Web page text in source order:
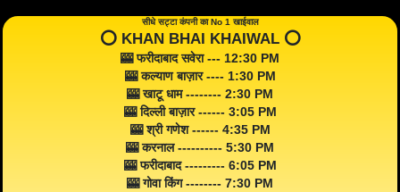
सीधे सट्टा कंपनी का No 1 खाईवाल
⭕️ KHAN BHAI KHAIWAL ⭕️
🎰 फरीदाबाद सवेरा --- 12:30 PM
🎰 कल्याण बाज़ार ---- 1:30 PM
🎰 खाटू धाम -------- 2:30 PM
🎰 दिल्ली बाज़ार ------ 3:05 PM
🎰 श्री गणेश ------ 4:35 PM
🎰 करनाल ---------- 5:30 PM
🎰 फरीदाबाद --------- 6:05 PM
🎰 गोवा किंग -------- 7:30 PM